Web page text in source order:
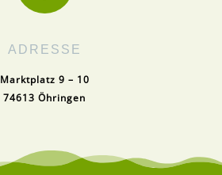
ADRESSE
Marktplatz 9 – 10
74613 Öhringen